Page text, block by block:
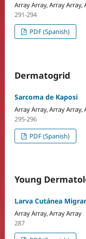
Array Array, Array Array,
291-294
PDF (Spanish)
Dermatogrid
Sarcoma de Kaposi
Array Array, Array Array,
295-296
PDF (Spanish)
Young
Larva Cutánea
Array Array, Array Array
287